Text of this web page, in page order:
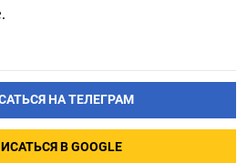
НА ТЕЛЕГРАМ
В GOOGLE